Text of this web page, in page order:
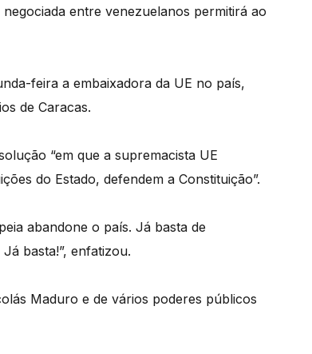
entre venezuelanos permitirá ao
feira a embaixadora da UE no país,
de Caracas.
“em que a supremacista UE
do Estado, defendem a Constituição”.
abandone o país. Já basta de
basta!”, enfatizou.
Maduro e de vários poderes públicos